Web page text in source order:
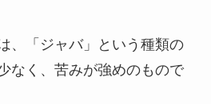
、「ジャバ」という種類の
なく、苦みが強めのもので